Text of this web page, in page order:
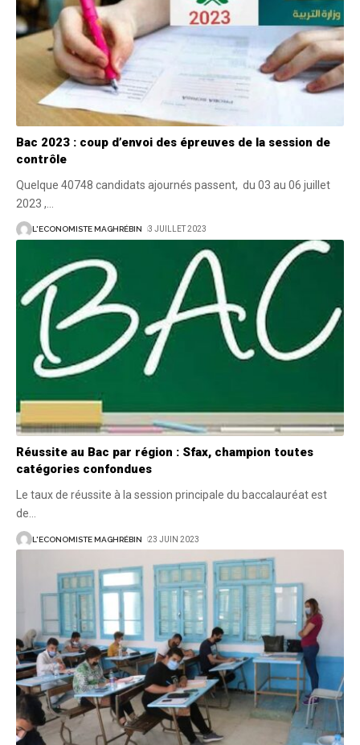
Bac 2023 : coup d’envoi des épreuves de la session de
contrôle
Quelque 40748 candidats ajournés passent, du 03 au 06 juillet
2023 ,
L'ECONOMISTE MAGHRÉBIN 3 JUILLET 2023
Réussite au Bac par région : Sfax, champion toutes
catégories confondues
Le taux de réussite à la session principale du baccalauréat est
de…
L'ECONOMISTE MAGHRÉBIN 23 JUIN 2023